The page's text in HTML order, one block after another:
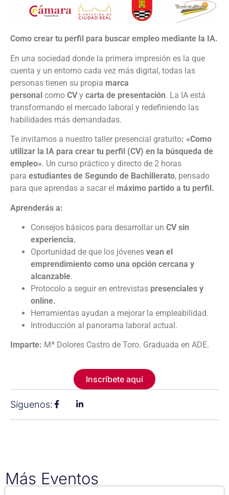
Como crear tu perfil para buscar empleo mediante la IA.
En una sociedad donde la primera impresión es la que
cuenta y un entorno cada vez más digital, todas las
personas tienen su propia marca
personal como CVy carta de presentación. La IA está
transformando el mercado laboral y redefiniendo las
habilidades más demandadas.
Te invitamos a nuestro taller presencial gratuito: «Como
utilizar la IA para crear tu perfil (CV) en la búsqueda de
empleo». Un curso práctico y directo de 2 horas
para estudiantes de Segundo de Bachillerato, pensado
para que aprendas a sacar el máximo partido a tu perfil.
Aprenderás a:
Consejos básicos para desarrollar un CV sin
experiencia.
Oportunidad de que los jóvenes vean el
emprendimiento como una opción cercana y
alcanzable.
Protocolo a seguir en entrevistas presenciales y
online.
Herramientas ayudan a mejorar la empleabilidad.
Introducción al panorama laboral actual.
Imparte: Mª Dolores Castro de Toro. Graduada en ADE.
Inscríbete aquí
Síguenos:
Más Eventos